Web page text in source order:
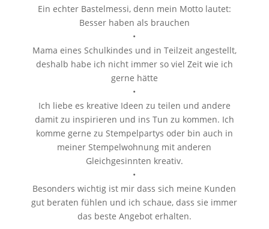
Ein echter Bastelmessi, denn mein Motto lautet:
Besser haben als brauchen
•
Mama eines Schulkindes und in Teilzeit angestellt,
deshalb habe ich nicht immer so viel Zeit wie ich
gerne hätte
•
Ich liebe es kreative Ideen zu teilen und andere
damit zu inspirieren und ins Tun zu kommen. Ich
komme gerne zu Stempelpartys oder bin auch in
meiner Stempelwohnung mit anderen
Gleichgesinnten kreativ.
•
Besonders wichtig ist mir dass sich meine Kunden
gut beraten fühlen und ich schaue, dass sie immer
das beste Angebot erhalten.